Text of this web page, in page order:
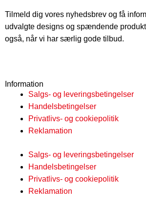
Tilmeld dig vores nyhedsbrev og få
udvalgte designs og spændende
også, når vi har særlig gode tilbud.
Information
Salgs- og leveringsbetingelser
Handelsbetingelser
Privatlivs- og cookiepolitik
Reklamation
Salgs- og leveringsbetingelser
Handelsbetingelser
Privatlivs- og cookiepolitik
Reklamation